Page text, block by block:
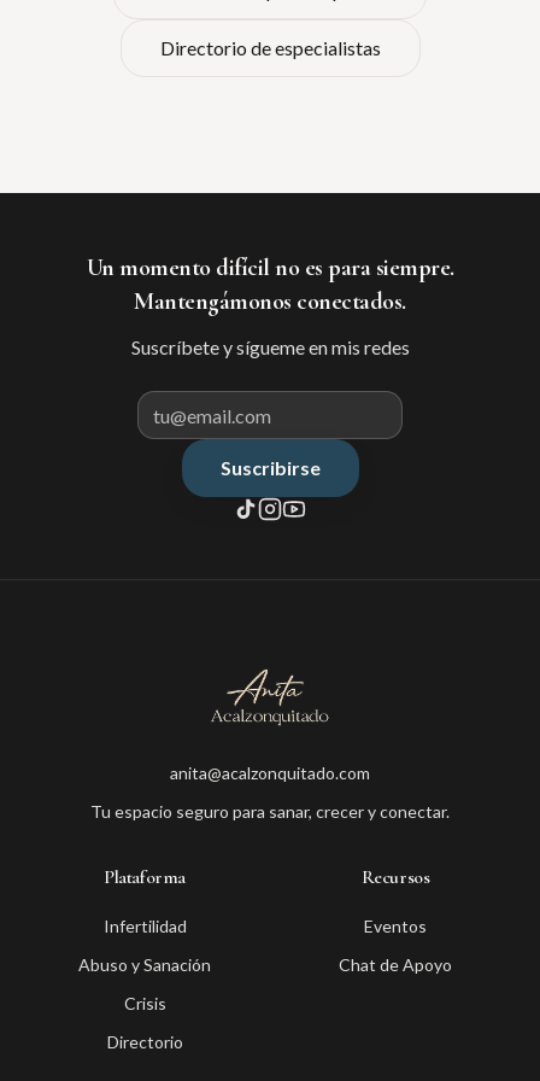
Directorio de especialistas
Un momento difícil no es para siempre.
Mantengámonos conectados.
Suscríbete y sígueme en mis redes
Correo electrónico para
Suscribirse
anita@acalzonquitado.com
Tu espacio seguro para sanar, crecer y conectar.
Plataforma
Infertilidad
Abuso y Sanación
Crisis
Directorio
Recursos
Eventos
Chat de Apoyo